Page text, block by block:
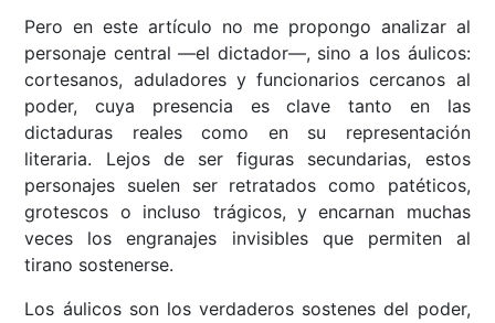
Pero en este artículo no me propongo analizar al
personaje central —el dictador—, sino a los áulicos:
cortesanos, aduladores y funcionarios cercanos al
poder, cuya presencia es clave tanto en las
dictaduras reales como en su representación
literaria. Lejos de ser figuras secundarias, estos
personajes suelen ser retratados como patéticos,
grotescos o incluso trágicos, y encarnan muchas
veces los engranajes invisibles que permiten al
tirano sostenerse.
Los áulicos son los verdaderos sostenes del poder,